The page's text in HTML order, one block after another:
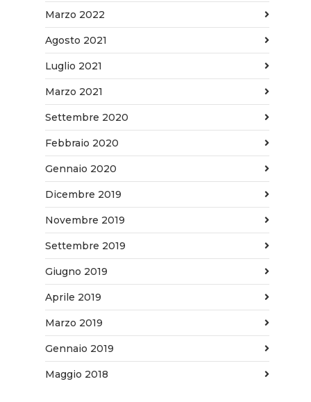
Marzo 2022
Agosto 2021
Luglio 2021
Marzo 2021
Settembre 2020
Febbraio 2020
Gennaio 2020
Dicembre 2019
Novembre 2019
Settembre 2019
Giugno 2019
Aprile 2019
Marzo 2019
Gennaio 2019
Maggio 2018